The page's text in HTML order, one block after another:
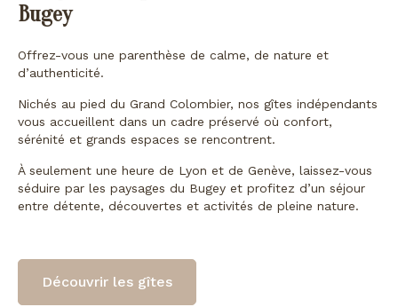
Bugey
Offrez-vous une parenthèse de calme, de nature et
d’authenticité.
Nichés au pied du Grand Colombier, nos gîtes indépendants
vous accueillent dans un cadre préservé où confort,
sérénité et grands espaces se rencontrent.
À seulement une heure de Lyon et de Genève, laissez-vous
séduire par les paysages du Bugey et profitez d’un séjour
entre détente, découvertes et activités de pleine nature.
Découvrir les gîtes